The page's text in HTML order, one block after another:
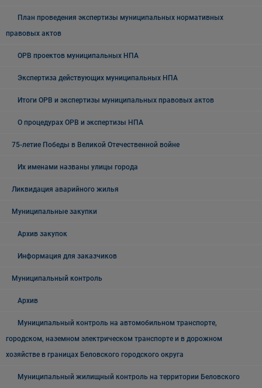
План проведения экспертизы муниципальных нормативных
правовых актов
ОРВ проектов муниципальных НПА
Экспертиза действующих муниципальных НПА
Итоги ОРВ и экспертизы муниципальных правовых актов
О процедурах ОРВ и экспертизы НПА
75-летие Победы в Великой Отечественной войне
Их именами названы улицы города
Ликвидация аварийного жилья
Муниципальные закупки
Архив закупок
Информация для заказчиков
Муниципальный контроль
Архив
Муниципальный контроль на автомобильном транспорте,
городском, наземном электрическом транспорте и в дорожном
хозяйстве в границах Беловского городского округа
Муниципальный жилищный контроль на территории Беловского